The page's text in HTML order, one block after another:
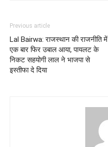
Previous article
Lal Bairwa: राजस्थान की राजनीति में
एक बार फिर उबाल आया, पायलट के
निकट सहयोगी लाल ने भाजपा से
इस्तीफा दे दिया